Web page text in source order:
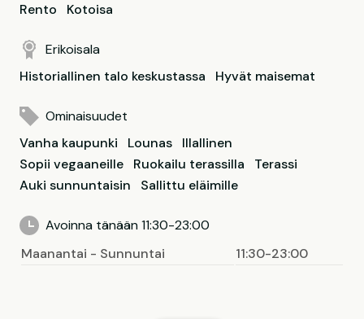
Rento
Kotoisa
Erikoisala
Historiallinen talo keskustassa
Hyvät maisemat
Ominaisuudet
Vanha kaupunki
Lounas
Illallinen
Sopii vegaaneille
Ruokailu terassilla
Terassi
Auki sunnuntaisin
Sallittu eläimille
Avoinna tänään 11:30-23:00
Maanantai - Sunnuntai
11:30-23:00